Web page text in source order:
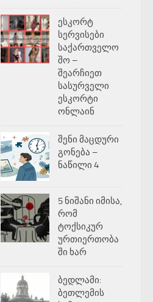
ესკორტ
სერვისები
საქართველო
შო –
შეარჩიეთ
სასურველი
ესკორტი
ონლაინ
შენი მაცდური
გონება –
ნაწილი 4
5 ნიშანი იმისა,
რომ
ტოქსიკურ
ურთიერთობა
ში ხარ
ბედლამი:
ბეთლემის